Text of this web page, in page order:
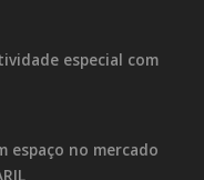
especial com
espaço no mercado